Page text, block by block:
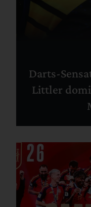
Darts-
Littler